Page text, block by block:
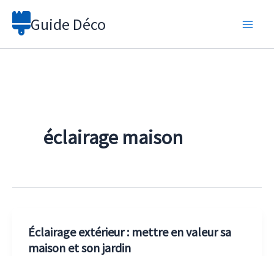
Aller
Guide Déco
éclairage maison
Éclairage extérieur : mettre en valeur sa
maison et son jardin